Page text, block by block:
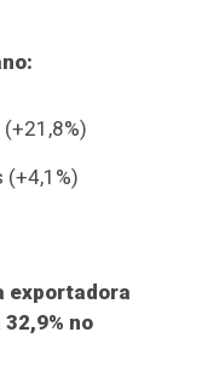
(+4,1%)
exportadora
no